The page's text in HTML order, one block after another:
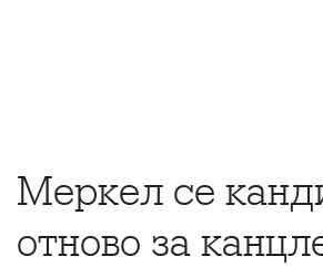
Меркел се
отново за